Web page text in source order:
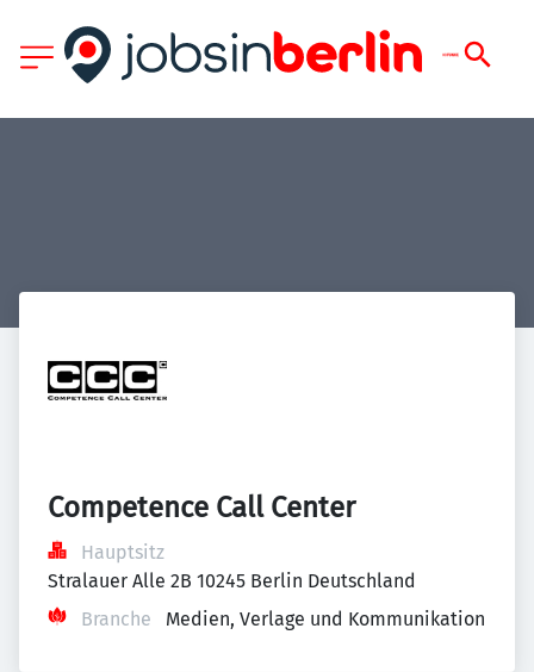
Competence Call Center
Hauptsitz
Stralauer Alle 2B 10245 Berlin Deutschland
Branche
Medien, Verlage und Kommunikation